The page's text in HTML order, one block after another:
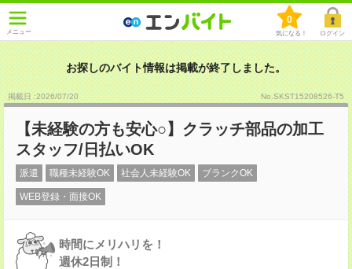
メニュー
0
気になる！ ログイン
お探しのバイト情報は掲載が終了しました。
掲載日 :2026/07/20 No.SKST15208526-T5
【未経験の方も安心○】クラッチ部品の加工
スタッフ/日払いOK
派遣 職種未経験OK 社会人未経験OK ブランクOK
WEB登録・面接OK
時間にメリハリを！
週休2日制！